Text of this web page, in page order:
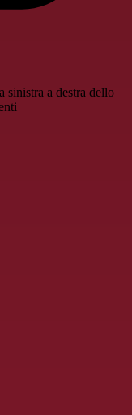
sinistra a destra dello